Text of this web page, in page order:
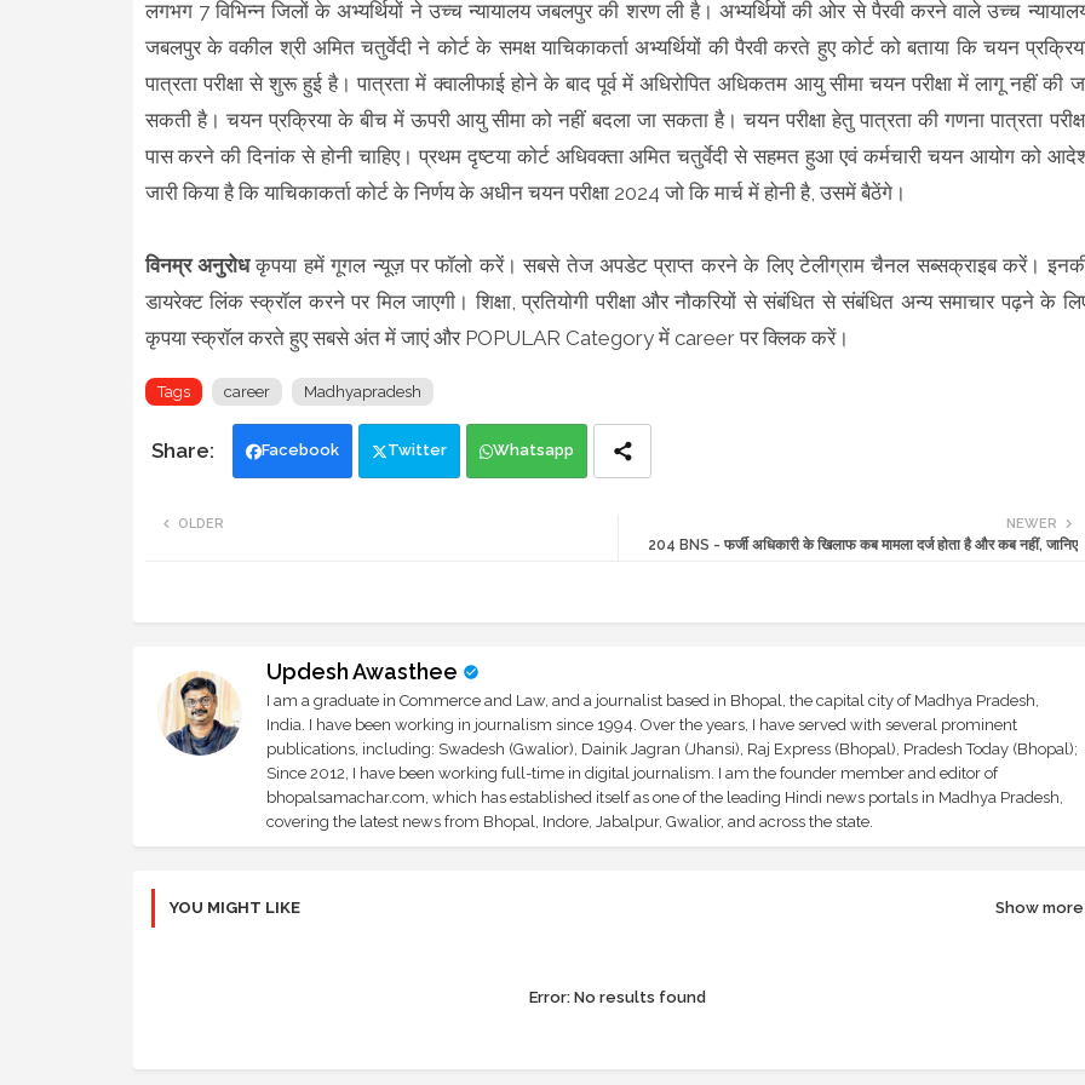
लगभग 7 विभिन्न जिलों के अभ्यर्थियों ने उच्च न्यायालय जबलपुर की शरण ली है। अभ्यर्थियों की ओर से पैरवी करने वाले उच्च
जबलपुर के वकील श्री अमित चतुर्वेदी ने कोर्ट के समक्ष याचिकाकर्ता अभ्यर्थियों की पैरवी करते हुए कोर्ट को बताया कि चयन
पात्रता परीक्षा से शुरू हुई है। पात्रता में क्वालीफाई होने के बाद पूर्व में अधिरोपित अधिकतम आयु सीमा चयन परीक्षा में लागू नहीं की
सकती है। चयन प्रक्रिया के बीच में ऊपरी आयु सीमा को नहीं बदला जा सकता है। चयन परीक्षा हेतु पात्रता की गणना पात्रता
पास करने की दिनांक से होनी चाहिए। प्रथम दृष्टया कोर्ट अधिवक्ता अमित चतुर्वेदी से सहमत हुआ एवं कर्मचारी चयन आयोग को
जारी किया है कि याचिकाकर्ता कोर्ट के निर्णय के अधीन चयन परीक्षा 2024 जो कि मार्च में होनी है, उसमें बैठेंगे।
विनम्र अनुरोधकृपया हमें गूगल न्यूज़ पर फॉलो करें। सबसे तेज अपडेट प्राप्त करने के लिए टेलीग्राम चैनल सब्सक्राइब करें।
डायरेक्ट लिंक स्क्रॉल करने पर मिल जाएगी। शिक्षा, प्रतियोगी परीक्षा और नौकरियों से संबंधित से संबंधित अन्य समाचार पढ़ने के
कृपया स्क्रॉल करते हुए सबसे अंत में जाएं और POPULAR Category में career पर क्लिक करें।
Tags career Madhyapradesh
Facebook Twitter Whatsapp
NEWER
204 BNS - फर्जी अधिकारी के खिलाफ कब मामला दर्ज होता है और कब नहीं, जानिए
OLDER
Updesh Awasthee
I am a graduate in Commerce and Law, and a journalist based in Bhopal, the capital city of Madhya Pradesh,
India. I have been working in journalism since 1994. Over the years, I have served with several prominent
publications, including: Swadesh (Gwalior), Dainik Jagran (Jhansi), Raj Express (Bhopal), Pradesh Today (Bhopal);
Since 2012, I have been working full-time in digital journalism. I am the founder member and editor of
bhopalsamachar.com, which has established itself as one of the leading Hindi news portals in Madhya Pradesh,
covering the latest news from Bhopal, Indore, Jabalpur, Gwalior, and across the state.
YOU MIGHT LIKE Show more
Error:No results found